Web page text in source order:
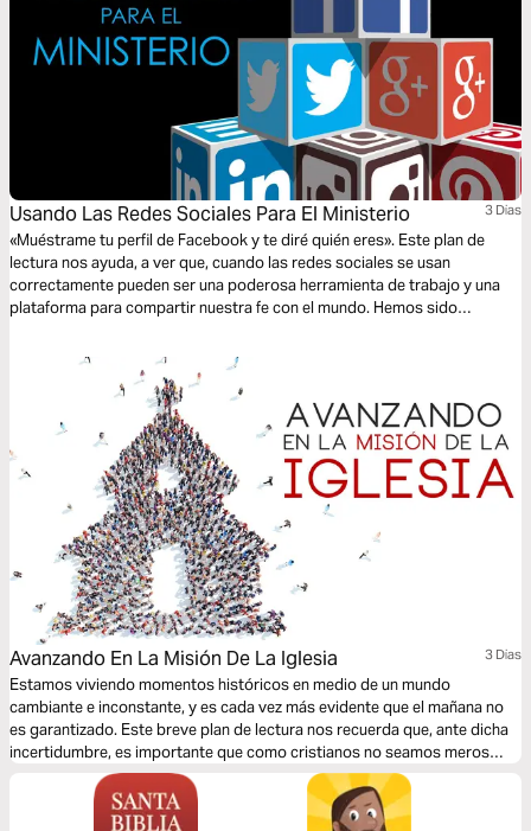
Usando Las Redes Sociales Para El Ministerio 3 Dias
«Muéstrame tu perfil de Facebook y te diré quién eres». Este plan de
lectura nos ayuda, a ver que, cuando las redes sociales se usan
correctamente pueden ser una poderosa herramienta de trabajo y una
plataforma para compartir nuestra fe con el mundo. Hemos sido
«en línea» sea un reflejo genuino de nuestro caminar con Cristo.
Avanzando En La Misión De La Iglesia 3 Dias
Estamos viviendo momentos históricos en medio de un mundo
cambiante e inconstante, y es cada vez más evidente que el mañana no
es garantizado. Este breve plan de lectura nos recuerda que, ante dicha
incertidumbre, es importante que como cristianos no seamos meros
observadores sino partícipes en el llamado que Cristo nos encomendó
de ir y hacer discípulos a las naciones. El tiempo corre, los días se nos
escapan, y tú, ¿qué estás haciendo al respecto?